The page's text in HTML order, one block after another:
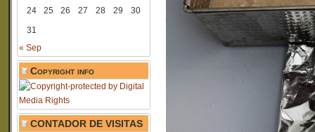
24
25 26 27 28 29
30
31
« Sep
Copyright info
CONTADOR DE VISITAS